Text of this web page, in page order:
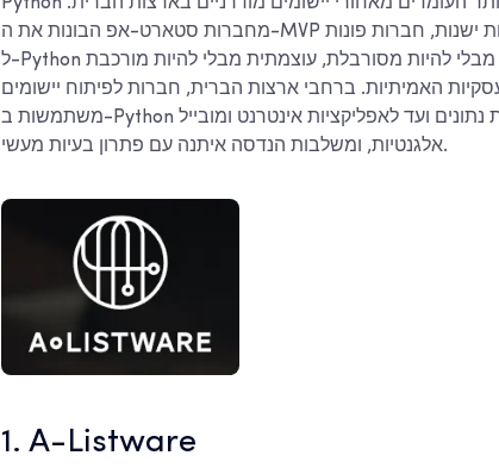
מחברות סטארט-אפ הבונות את ה-MVP הראשון שלהן ועד ארגונים המודרניים מערכות ישנות, חברות פונות
ל-Python מסיבה אחת פשוטה: היא עובדת. היא גמישה מבלי להיות מסורבלת, עוצמתית מבלי להיות מורכבת
האמיתיות. ברחבי ארצות הברית, חברות לפיתוח יישומים
משתמשות ב-Python כדי ליצור הכל, החל מפלטפורמות עתירות נתונים ועד לאפליקציות אינטרנט ומובייל
אלגנטיות, ומשלבות הנדסה איתנה עם פתרון בעיות מעשי.
1. A-Listware